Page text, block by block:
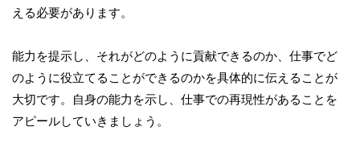
える必要があります。
能力を提示し、それがどのように貢献できるのか、仕事でど
のように役立てることができるのかを具体的に伝えることが
大切です。自身の能力を示し、仕事での再現性があることを
アピールしていきましょう。